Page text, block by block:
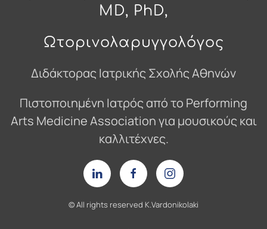
MD, PhD,
Ωτορινολαρυγγολόγος
Διδάκτορας Ιατρικής Σχολής Αθηνών
Πιστοποιημένη Ιατρός από το Performing
Arts Medicine Association για μουσικούς και
καλλιτέχνες.
© Αll rights reserved Κ.Vardonikolaki